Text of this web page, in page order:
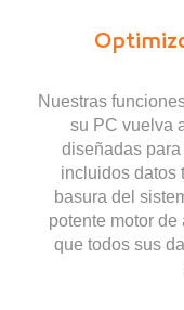
Nuestras
su PC vuelva
diseñadas
incluidos datos
basura del
potente motor
que todos sus